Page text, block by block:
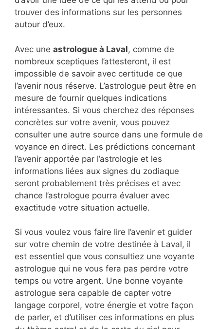
trouver des informations sur les personnes
autour d’eux.
Avec une astrologue à Laval, comme de
nombreux sceptiques l’attesteront, il est
impossible de savoir avec certitude ce que
l’avenir nous réserve. L’astrologue peut être en
mesure de fournir quelques indications
intéressantes. Si vous cherchez des réponses
concrètes sur votre avenir, vous pouvez
consulter une autre source dans une formule de
voyance en direct. Les prédictions concernant
l’avenir apportée par l’astrologie et les
informations liées aux signes du zodiaque
seront probablement très précises et avec
chance l’astrologue pourra évaluer avec
exactitude votre situation actuelle.
Si vous voulez vous faire lire l’avenir et guider
sur votre chemin de votre destinée à Laval, il
est essentiel que vous consultiez une voyante
astrologue qui ne vous fera pas perdre votre
temps ou votre argent. Une bonne voyante
astrologue sera capable de capter votre
langage corporel, votre énergie et votre façon
de parler, et d’utiliser ces informations en plus